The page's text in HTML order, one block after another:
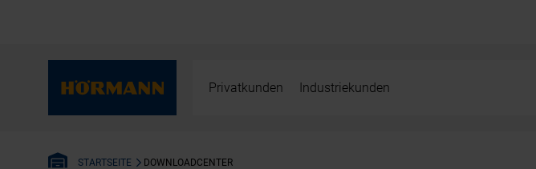
Privatkunden Industriekunden
STARTSEITE DOWNLOADCENTER